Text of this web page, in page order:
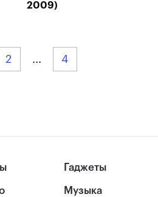
2009)
2 ... 4
Гаджеты
Музыка